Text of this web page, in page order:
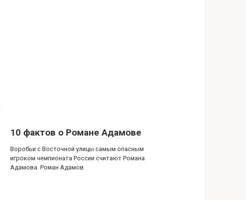
10 фактов о Романе Адамове
Воробьи с Восточной улицы самым опасным
игроком чемпионата России считают Романа
Адамова. Роман Адамов